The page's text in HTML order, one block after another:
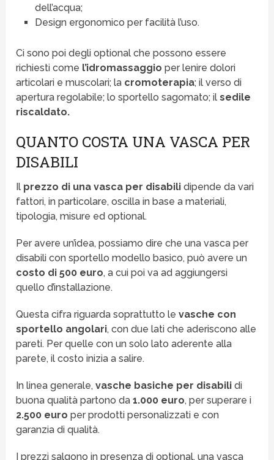
dell’acqua;
Design ergonomico per facilità l’uso.
Ci sono poi degli optional che possono essere
richiesti come l’idromassaggio per lenire dolori
articolari e muscolari; la cromoterapia; il verso di
apertura regolabile; lo sportello sagomato; ilsedile
riscaldato.
QUANTO COSTA UNA VASCA PER
DISABILI
Il prezzo di una vasca per disabili dipende da vari
fattori, in particolare, oscilla in base a materiali,
tipologia, misure ed optional.
Per avere un’idea, possiamo dire che una vasca per
disabili con sportello modello basico, può avere un
costo di 500 euro, a cui poi va ad aggiungersi
quello d’installazione.
Questa cifra riguarda soprattutto levasche con
sportello angolari, con due lati che aderiscono alle
pareti. Per quelle con un solo lato aderente alla
parete, il costo inizia a salire.
In linea generale,vasche basiche per disabili di
buona qualità partono da1.000 euro, per superare i
2.500 euro per prodotti personalizzati e con
garanzia di qualità.
I prezzi salgono in presenza di optional, una vasca